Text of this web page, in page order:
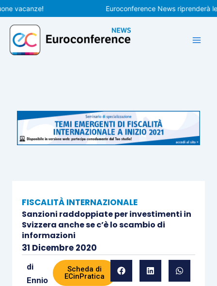
Vai
al
contenuto
Euroconference News riprenderà le
FISCALITÀ INTERNAZIONALE
Sanzioni raddoppiate per investimenti in
Svizzera anche se c’è lo scambio di
informazioni
31 Dicembre 2020
di
Ennio
Scheda di
ECinPratica